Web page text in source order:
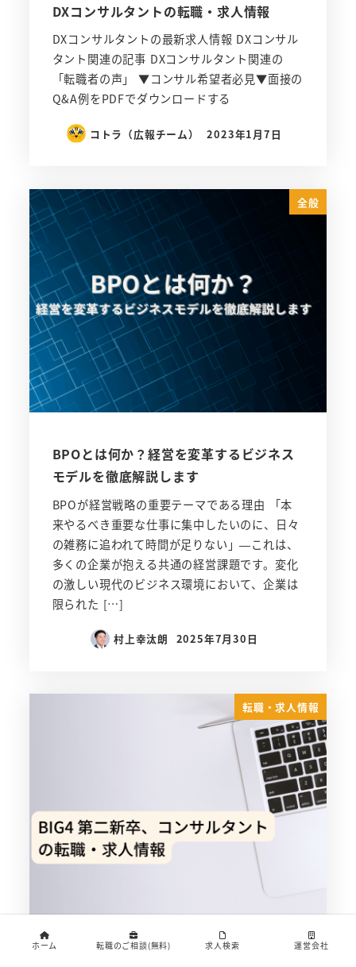
DXコンサルタントの転職・求人情報
DXコンサルタントの最新求人情報 DXコンサル
タント関連の記事 DXコンサルタント関連の
「転職者の声」 ▼コンサル希望者必見▼面接の
Q&A例をPDFでダウンロードする
コトラ（広報チーム） 2023年1月7日
全般
BPOとは何か？経営を変革するビジネス
モデルを徹底解説します
BPOが経営戦略の重要テーマである理由 「本
来やるべき重要な仕事に集中したいのに、日々
の雑務に追われて時間が足りない」—これは、
多くの企業が抱える共通の経営課題です。変化
の激しい現代のビジネス環境において、企業は
限られた […]
村上幸汰朗 2025年7月30日
転職・求人情報
ホーム 転職のご相談(無料) 求人検索 運営会社